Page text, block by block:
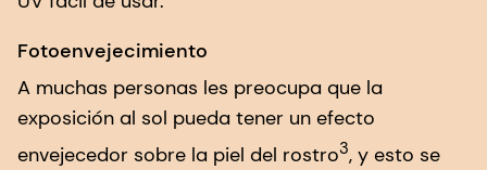
Fotoenvejecimiento
A muchas personas les preocupa que la
exposición al sol pueda tener un efecto
envejecedor sobre la piel del rostro3, y esto se